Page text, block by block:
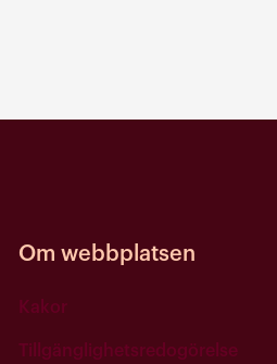
Om webbplatsen
Kakor
Tillgänglighetsredogörelse